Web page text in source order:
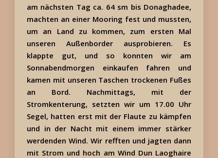
am nächsten Tag ca. 64 sm bis Donaghadee,
machten an einer Mooring fest und mussten,
um an Land zu kommen, zum ersten Mal
unseren Außenborder ausprobieren. Es
klappte gut, und so konnten wir am
Sonnabendmorgen einkaufen fahren und
kamen mit unseren Taschen trockenen Fußes
an Bord. Nachmittags, mit der
Stromkenterung, setzten wir um 17.00 Uhr
Segel, hatten erst mit der Flaute zu kämpfen
und in der Nacht mit einem immer stärker
werdenden Wind. Wir refften und jagten dann
mit Strom und hoch am Wind Dun Laoghaire